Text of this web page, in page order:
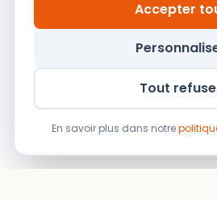
Accepter
Tout
En savoir plus dans notre